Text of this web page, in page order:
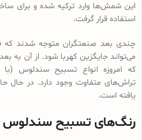
این شمش‌ها وارد ترکیه شده و برای
استفاده قرار گرفت.
چندی بعد صنعتگران متوجه شدند که
می‌تواند جایگزین کهربا شود. از آن به
که امروزه انواع تسبیح‌ سندلوس
تراش‌های متفاوت وجود دارد. در حال
یافته است.
رنگ‌های تسبیح سندلوس